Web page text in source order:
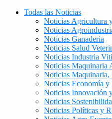
Todas las Noticias
Noticias Agricultura
Noticias
Noticias Ganadería
Noticias Salud
Noticias Industria
Noticias Maquinaria
Noticias Maquinaria,
Noticias Economía y
Noticias Innovación
Noticias
Noticias Políticas y